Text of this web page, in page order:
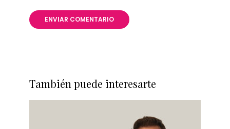
También puede interesarte